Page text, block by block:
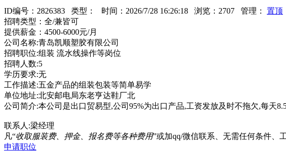
ID编号：2826383 类型： 时间：2026/7/28 16:26:18 浏览：2707 管理： 置顶
招聘类型：全/兼皆可
提供薪金：4500-6000元/月
公司名称:青岛凯顺塑胶有限公司
招聘职位:组装 流水线操作等岗位
招聘人数:5
学历要求:无
工作描述:五金产品的组装包装等简单易学
单位地址:北安邮电局东老亨达鞋厂北
公司简介:本公司是出口贸易型,公司95%为出口产品,工资发放及时不拖欠,每天
联系人:梁经理
凡“收取服装费、押金、报名费等各种费用”或加qq/微信联系、无需任何条件、
申请职位